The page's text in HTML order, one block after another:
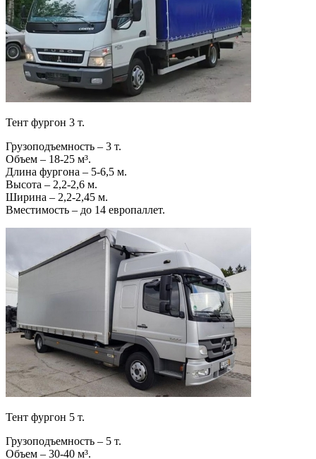
Тент фургон 3 т.
Грузоподъемность – 3 т.
Объем – 18-25 м³.
Длина фургона – 5-6,5 м.
Высота – 2,2-2,6 м.
Ширина – 2,2-2,45 м.
Вместимость – до 14 европаллет.
Тент фургон 5 т.
Грузоподъемность – 5 т.
Объем – 30-40 м³.